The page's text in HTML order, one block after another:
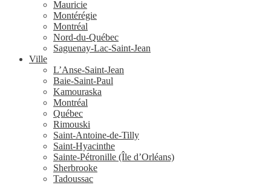
Mauricie
Montérégie
Montréal
Nord-du-Québec
Saguenay-Lac-Saint-Jean
Ville
L’Anse-Saint-Jean
Baie-Saint-Paul
Kamouraska
Montréal
Québec
Rimouski
Saint-Antoine-de-Tilly
Saint-Hyacinthe
Sainte-Pétronille (Île d’Orléans)
Sherbrooke
Tadoussac